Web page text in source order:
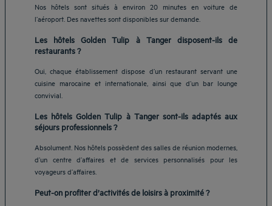
Nos hôtels sont situés à environ 20 minutes en voiture de
l’aéroport. Des navettes sont disponibles sur demande.
Les hôtels Golden Tulip à Tanger disposent-ils de
restaurants ?
Oui, chaque établissement dispose d’un restaurant servant une
cuisine marocaine et internationale, ainsi que d’un bar lounge
convivial.
Les hôtels Golden Tulip à Tanger sont-ils adaptés aux
séjours professionnels ?
Absolument. Nos hôtels possèdent des salles de réunion modernes,
d’un centre d’affaires et de services personnalisés pour les
voyageurs d’affaires.
Peut-on profiter d’activités de loisirs à proximité ?
Hôtels Aix-les-Bains